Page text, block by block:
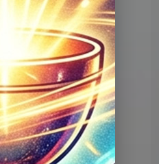
Graal V2 - 98 musique
Graal V2 - 97 musique
Graal V2 - 96 musique